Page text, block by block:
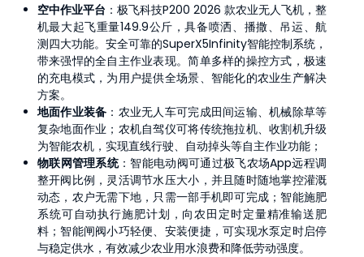
空中作业平台 ：极飞科技P200 2026 款农业无人飞机，整
机最大起飞重量149.9公斤，具备喷洒、播撒、吊运、航
测四大功能。安全可靠的SuperX5Infinity智能控制系统，
带来强悍的全自主作业表现。简单多样的操控方式，极速
的充电模式，为用户提供全场景、智能化的农业生产解决
方案。
地面作业装备 ：农业无人车可完成田间运输、机械除草等
复杂地面作业；农机自驾仪可将传统拖拉机、收割机升级
为智能农机，实现直线行驶、自动掉头等自主作业功能；
物联网管理系统：智能电动阀可通过极飞农场App远程调
整开阀比例，灵活调节水压大小，并且随时随地掌控灌溉
动态，农户无需下地，只需一部手机即可完成；智能施肥
系统可自动执行施肥计划，向农田定时定量精准输送肥
料；智能闸阀小巧轻便、安装便捷，可实现水泵定时启停
与稳定供水，有效减少农业用水浪费和降低劳动强度。